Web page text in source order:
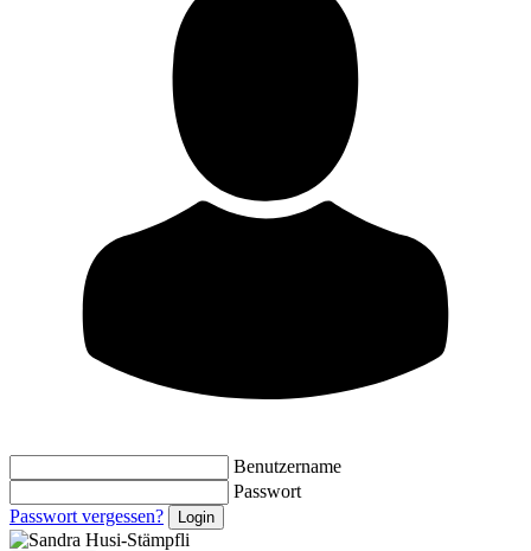
Benutzername
Passwort
Passwort vergessen?